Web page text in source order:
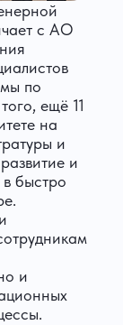
с АО
по
ещё 11
на
и
и
быстро
и